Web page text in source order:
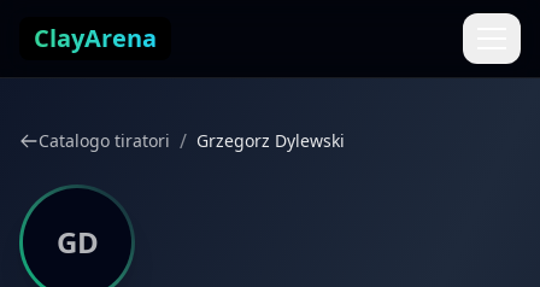
ClayArena
Catalogo tiratori / Grzegorz Dylewski
GD